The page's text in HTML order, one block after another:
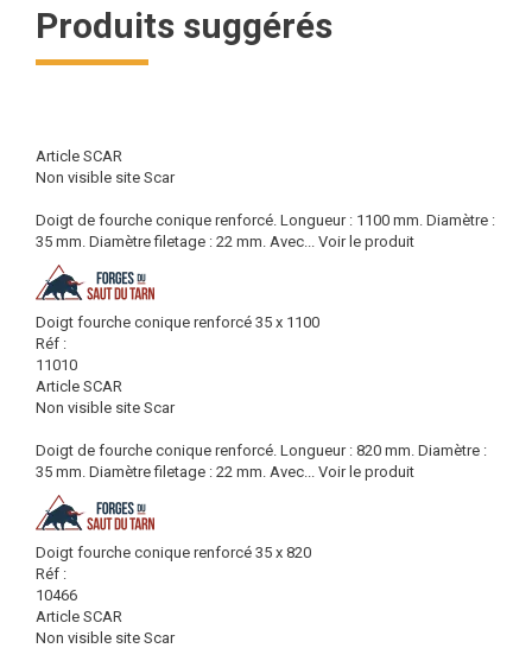
Produits suggérés
Article SCAR
Non visible site Scar
Doigt de fourche conique renforcé. Longueur : 1100 mm. Diamètre :
35 mm. Diamètre filetage : 22 mm. Avec... Voir le produit
Doigt fourche conique renforcé 35 x 1100
Réf :
11010
Article SCAR
Non visible site Scar
Doigt de fourche conique renforcé. Longueur : 820 mm. Diamètre :
35 mm. Diamètre filetage : 22 mm. Avec... Voir le produit
Doigt fourche conique renforcé 35 x 820
Réf :
10466
Article SCAR
Non visible site Scar